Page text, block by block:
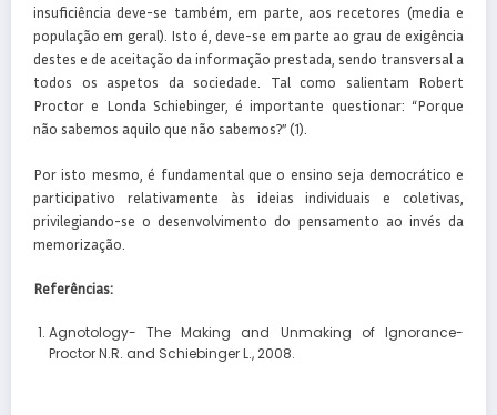
insuficiência deve-se também, em parte, aos recetores (media e
população em geral). Isto é, deve-se em parte ao grau de exigência
destes e de aceitação da informação prestada, sendo transversal a
todos os aspetos da sociedade. Tal como salientam Robert
Proctor e Londa Schiebinger, é importante questionar: “Porque
não sabemos aquilo que não sabemos?” (1).
Por isto mesmo, é fundamental que o ensino seja democrático e
participativo relativamente às ideias individuais e coletivas,
privilegiando-se o desenvolvimento do pensamento ao invés da
memorização.
Referências:
Agnotology- The Making and Unmaking of Ignorance-
Proctor N.R. and Schiebinger L., 2008.